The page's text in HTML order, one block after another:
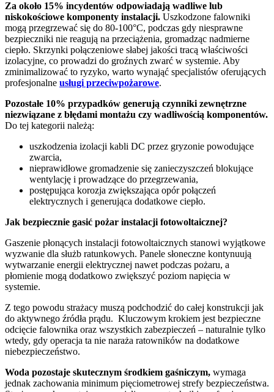
Za około 15% incydentów odpowiadają wadliwe lub
niskokościowe komponenty instalacji. Uszkodzone falowniki
mogą przegrzewać się do 80-100°C, podczas gdy niesprawne
bezpieczniki nie reagują na przeciążenia, gromadząc nadmierne
ciepło. Skrzynki połączeniowe słabej jakości tracą właściwości
izolacyjne, co prowadzi do groźnych zwarć w systemie. Aby
zminimalizować to ryzyko, warto wynająć specjalistów oferujących
profesjonalne usługi przeciwpożarowe.
Pozostałe 10% przypadków generują czynniki zewnętrzne
niezwiązane z błędami montażu czy wadliwością komponentów.
Do tej kategorii należą:
uszkodzenia izolacji kabli DC przez gryzonie powodujące
zwarcia,
nieprawidłowe gromadzenie się zanieczyszczeń blokujące
wentylację i prowadzące do przegrzewania,
postępująca korozja zwiększająca opór połączeń
elektrycznych i generująca dodatkowe ciepło.
Jak bezpiecznie gasić pożar instalacji fotowoltaicznej?
Gaszenie płonących instalacji fotowoltaicznych stanowi wyjątkowe
wyzwanie dla służb ratunkowych. Panele słoneczne kontynuują
wytwarzanie energii elektrycznej nawet podczas pożaru, a
płomienie mogą dodatkowo zwiększyć poziom napięcia w
systemie.
Z tego powodu strażacy muszą podchodzić do całej konstrukcji jak
do aktywnego źródła prądu. Kluczowym krokiem jest bezpieczne
odcięcie falownika oraz wszystkich zabezpieczeń – naturalnie tylko
wtedy, gdy operacja ta nie naraża ratowników na dodatkowe
niebezpieczeństwo.
Woda pozostaje skutecznym środkiem gaśniczym, wymaga
jednak zachowania minimum pięciometrowej strefy bezpieczeństwa.